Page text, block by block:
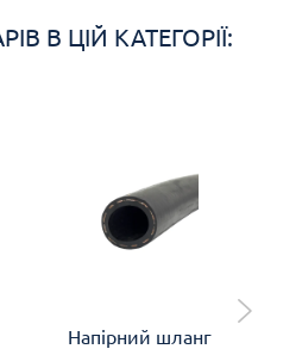
В ЦІЙ КАТЕГОРІЇ:
Напірний шланг